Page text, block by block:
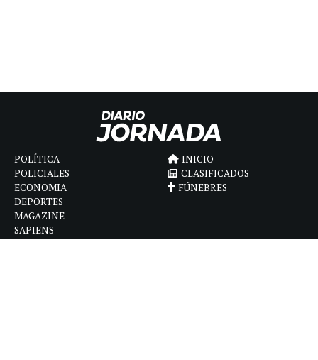
POLÍTICA
POLICIALES
ECONOMIA
DEPORTES
MAGAZINE
SAPIENS
INICIO
CLASIFICADOS
FÚNEBRES